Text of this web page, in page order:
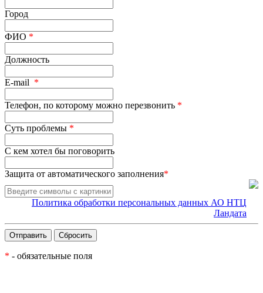
Город
ФИО *
Должность
E-mail *
Телефон, по которому можно перезвонить *
Суть проблемы *
С кем хотел бы поговорить
Защита от автоматического заполнения*
Политика обработки персональных данных АО НТЦ
Ландата
* - обязательные поля